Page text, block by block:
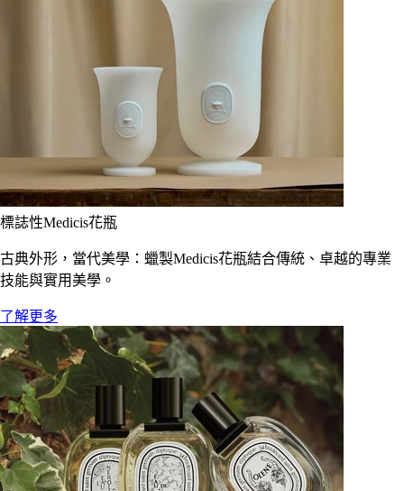
標誌性Medicis花瓶
古典外形，當代美學：蠟製Medicis花瓶結合傳統、卓越的專業
技能與實用美學。
了解更多